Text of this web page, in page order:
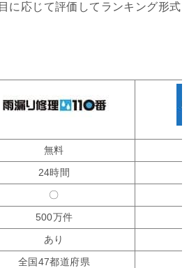
に応じて評価してランキング形式
無料
24時間
〇
500万件
あり
全国47都道府県